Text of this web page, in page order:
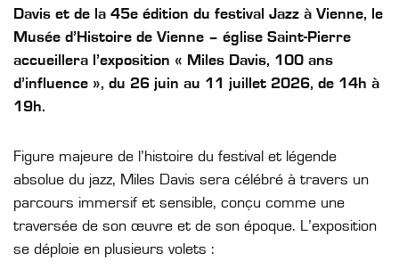
Davis et de la 45e édition du festival Jazz à Vienne, le
Musée d’Histoire de Vienne – église Saint-Pierre
accueillera l’exposition « Miles Davis, 100 ans
d’influence », du 26 juin au 11 juillet 2026, de 14h à
19h.
Figure majeure de l’histoire du festival et légende
absolue du jazz, Miles Davis sera célébré à travers un
parcours immersif et sensible, conçu comme une
traversée de son œuvre et de son époque. L’exposition
se déploie en plusieurs volets :